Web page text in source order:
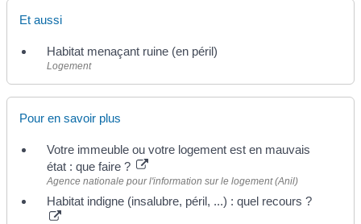
Et aussi
Habitat menaçant ruine (en péril)
Logement
Pour en savoir plus
Votre immeuble ou votre logement est en mauvais
état : que faire ?
Agence nationale pour l'information sur le logement (Anil)
Habitat indigne (insalubre, péril, ...) : quel recours ?